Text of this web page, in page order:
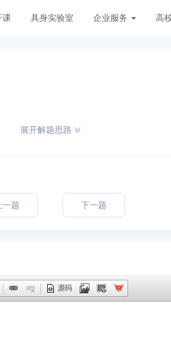
课 具身实验室 企业服务 高
展开解题思路
一题 下一题
源码